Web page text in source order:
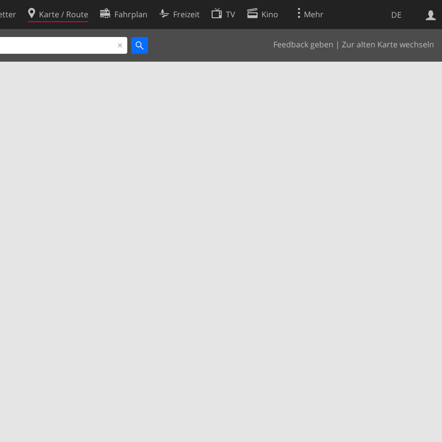
DE
Karte / Route Fahrplan Freizeit TV Kino Mehr
Feedback geben | Zur alten Karte wechseln
Websuche
Cookie-Richtlinie
Cookie-Einstellungen